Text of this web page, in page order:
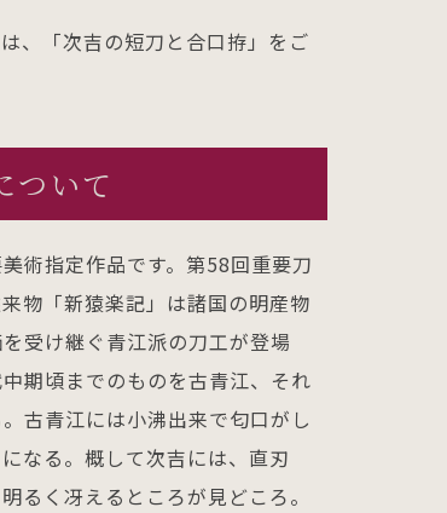
、「次吉の短刀と合口拵」をご
ついて
術指定作品です。第58回重要刀
物「新猿楽記」は諸国の明産物
受け継ぐ青江派の刀工が登場
期頃までのものを古青江、それ
古青江には小沸出来で匂口がし
なる。概して次吉には、直刃
るく冴えるところが見どころ。